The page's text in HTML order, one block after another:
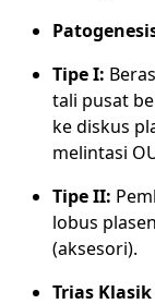
Tipe I:
tali pusat
ke diskus
melintasi
Tipe II:
lobus
(aksesori).
Trias